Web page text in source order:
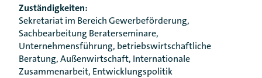
Zuständigkeiten:
Sekretariat im Bereich Gewerbeförderung,
Sachbearbeitung Beraterseminare,
Unternehmensführung, betriebswirtschaftliche
Beratung, Außenwirtschaft, Internationale
Zusammenarbeit, Entwicklungspolitik